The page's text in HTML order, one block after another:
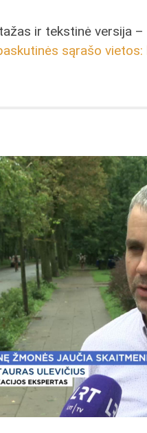
ir tekstinė versija –
sąrašo